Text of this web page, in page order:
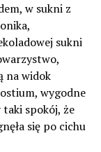
w sukni z
sukni
na widok
wygodne
spokój, że
się po cichu